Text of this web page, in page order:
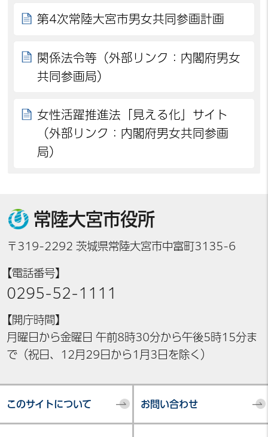
第4次常陸大宮市男女共同参画計画
関係法令等（外部リンク：内閣府男女
共同参画局）
女性活躍推進法「見える化」サイト
（外部リンク：内閣府男女共同参画
局）
常陸大宮市役所
〒319-2292 茨城県常陸大宮市中富町3135-6
【電話番号】
0295-52-1111
【開庁時間】
月曜日から金曜日 午前8時30分から午後5時15分ま
で（祝日、12月29日から1月3日を除く）
このサイトについて お問い合わせ